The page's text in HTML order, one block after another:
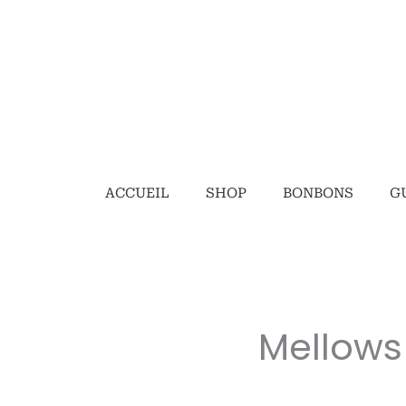
BONBONS
SHOP
ACCUEIL